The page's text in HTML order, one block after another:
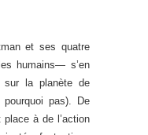
et ses quatre
humains— s’en
sur la planète de
pas). De
à de l’action